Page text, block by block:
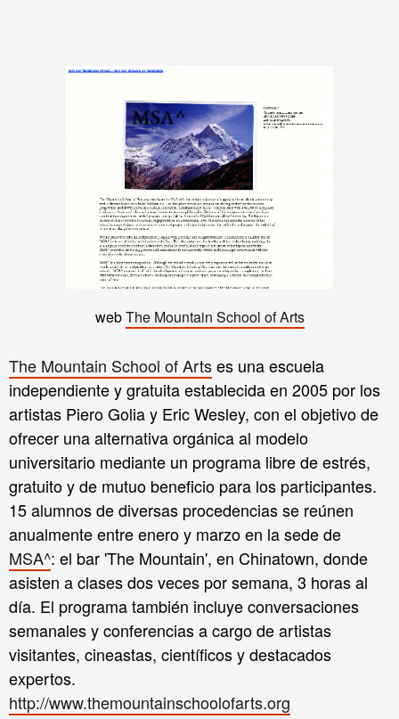
webThe Mountain School of Arts
The Mountain School of Artses una escuela
independiente y gratuita establecida en 2005 por los
artistas Piero Golia y Eric Wesley, con el objetivo de
ofrecer una alternativa orgánica al modelo
universitario mediante un programa libre de estrés,
gratuito y de mutuo beneficio para los participantes.
15 alumnos de diversas procedencias se reúnen
anualmente entre enero y marzo en la sede de
MSA^: el bar 'The Mountain', en Chinatown, donde
asisten a clases dos veces por semana, 3 horas al
día. El programa también incluye conversaciones
semanales y conferencias a cargo de artistas
visitantes, cineastas, científicos y destacados
expertos.
http://www.themountainschoolofarts.org